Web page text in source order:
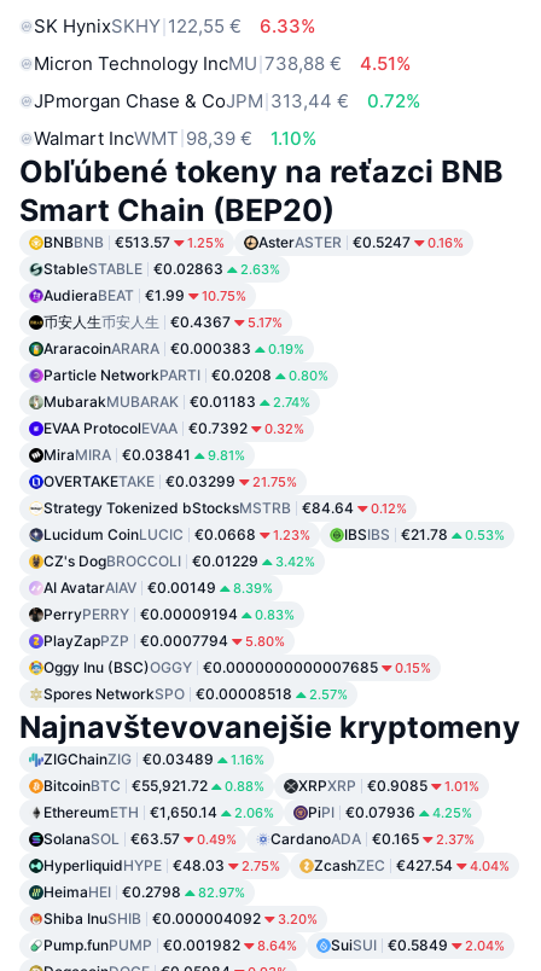
SK HynixSKHY 122,55 €
6.33%
Micron Technology IncMU 738,88 €
4.51%
JPmorgan Chase & CoJPM 313,44 €
0.72%
Walmart IncWMT 98,39 € 1.10%
Obľúbené tokeny na reťazci BNB
Smart Chain (BEP20)
BNBBNB €513.57 1.25% AsterASTER €0.5247 0.16%
StableSTABLE €0.02863 2.63%
AudieraBEAT €1.99 10.75%
币安人生币安人生 €0.4367 5.17%
AraracoinARARA €0.000383 0.19%
Particle NetworkPARTI €0.0208 0.80%
MubarakMUBARAK €0.01183 2.74%
EVAA ProtocolEVAA €0.7392 0.32%
MiraMIRA €0.03841 9.81%
OVERTAKETAKE €0.03299 21.75%
Strategy Tokenized bStocksMSTRB €84.64 0.12%
Lucidum CoinLUCIC €0.0668 1.23% IBSIBS €21.78 0.53%
CZ's DogBROCCOLI €0.01229 3.42%
AI AvatarAIAV €0.00149 8.39%
PerryPERRY €0.00009194 0.83%
PlayZapPZP €0.0007794 5.80%
Oggy Inu (BSC)OGGY €0.0000000000007685 0.15%
Spores NetworkSPO €0.00008518 2.57%
Najnavštevovanejšie kryptomeny
ZIGChainZIG €0.03489 1.16%
BitcoinBTC €55,921.72 0.88% XRPXRP €0.9085 1.01%
EthereumETH €1,650.14 2.06% PiPI €0.07936 4.25%
SolanaSOL €63.57 0.49% CardanoADA €0.165 2.37%
HyperliquidHYPE €48.03 2.75% ZcashZEC €427.54 4.04%
HeimaHEI €0.2798 82.97%
Shiba InuSHIB €0.000004092 3.20%
Pump.funPUMP €0.001982 8.64% SuiSUI €0.5849 2.04%